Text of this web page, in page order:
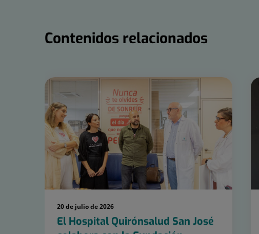
Contenidos relacionados
Número
diapositivas:
20 de julio de 2026
El Hospital Quirónsalud San José